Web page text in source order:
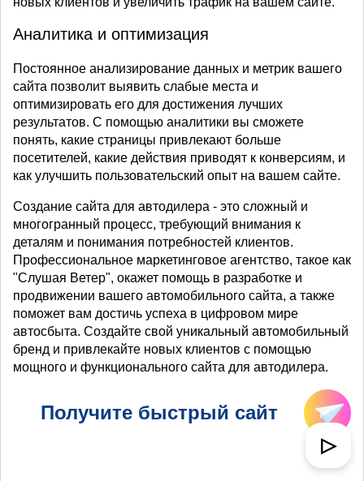
Аналитика и оптимизация
Постоянное анализирование данных и метрик вашего
сайта позволит выявить слабые места и
оптимизировать его для достижения лучших
результатов. С помощью аналитики вы сможете
понять, какие страницы привлекают больше
посетителей, какие действия приводят к конверсиям, и
как улучшить пользовательский опыт на вашем сайте.
Создание сайта для автодилера - это сложный и
многогранный процесс, требующий внимания к
деталям и понимания потребностей клиентов.
Профессиональное маркетинговое агентство, такое как
"Слушая Ветер", окажет помощь в разработке и
продвижении вашего автомобильного сайта, а также
поможет вам достичь успеха в цифровом мире
автосбыта. Создайте свой уникальный автомобильный
бренд и привлекайте новых клиентов с помощью
мощного и функционального сайта для автодилера.
Получите быстрый сайт
▷